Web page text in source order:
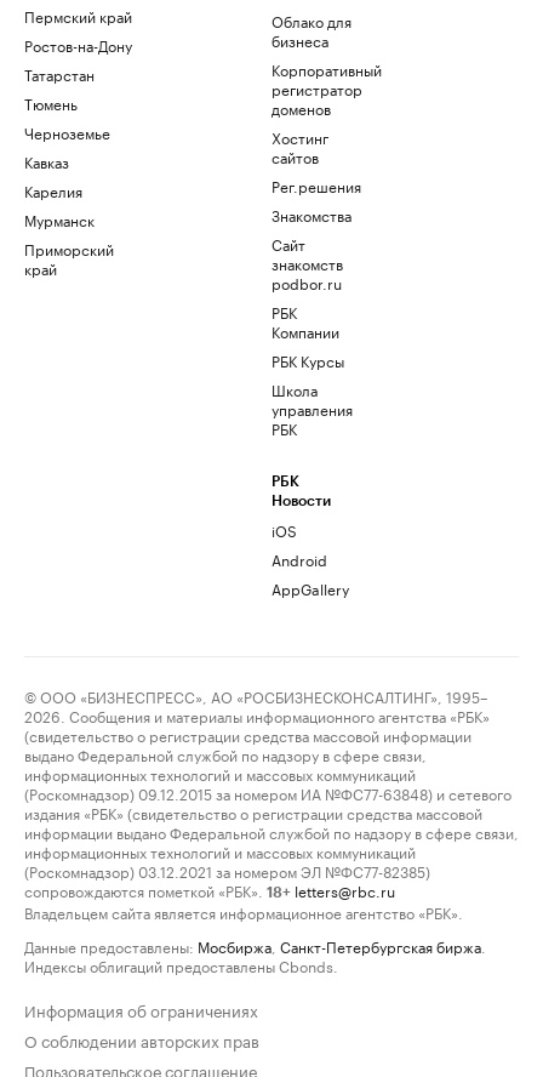
Пермский край
Ростов-на-Дону
Татарстан
Тюмень
Черноземье
Кавказ
Карелия
Мурманск
Приморский
край
Облако для
бизнеса
Корпоративный
регистратор
доменов
Хостинг
сайтов
Рег.решения
Знакомства
Сайт
знакомств
podbor.ru
РБК
Компании
РБК Курсы
Школа
управления
РБК
РБК
Новости
iOS
Android
AppGallery
© ООО «БИЗНЕСПРЕСС», АО «РОСБИЗНЕСКОНСАЛТИНГ», 1995–
2026. Сообщения и материалы информационного агентства «РБК»
(свидетельство о регистрации средства массовой информации
выдано Федеральной службой по надзору в сфере связи,
информационных технологий и массовых коммуникаций
(Роскомнадзор) 09.12.2015 за номером ИА №ФС77-63848) и сетевого
издания «РБК» (свидетельство о регистрации средства массовой
информации выдано Федеральной службой по надзору в сфере связи,
информационных технологий и массовых коммуникаций
(Роскомнадзор) 03.12.2021 за номером ЭЛ №ФС77-82385)
сопровождаются пометкой «РБК».
18+ letters@rbc.ru
Владельцем сайта является информационное агентство «РБК».
Данные предоставлены: Мосбиржа Санкт-Петербургская биржа
Индексы облигаций предоставлены Cbonds.
Информация об ограничениях
О соблюдении авторских прав
Пользовательское соглашение